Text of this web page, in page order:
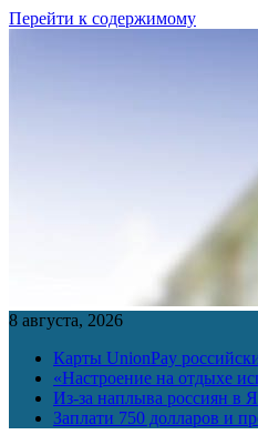
Перейти к содержимому
8 августа, 2026
Карты UnionPay
«Настроение на отдыхе
Из-за наплыва россиян в
Заплати 750 долларов и